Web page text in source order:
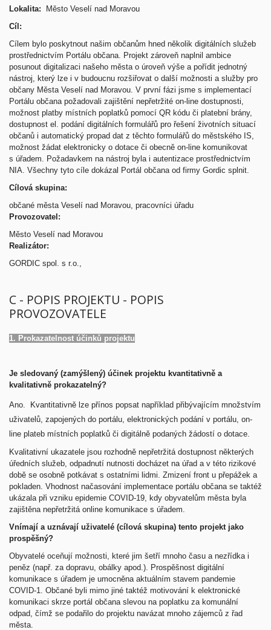
Lokalita: Město Veselí nad Moravou
Cíl:
Cílem bylo poskytnout našim občanům hned několik digitálních služeb
prostřednictvím Portálu občana. Projekt zároveň naplnil ambice
posunout digitalizaci našeho města o úroveň výše a pořídit jednotný
nástroj, který lze i v budoucnu rozšiřovat o další možnosti a služby pro
občany Města Veselí nad Moravou. V první fázi jsme s implementací
Portálu občana požadovali zajištění nepřetržité on-line dostupnosti,
možnost platby místních poplatků pomocí QR kódu či platební brány,
dostupnost el. podání digitálních formulářů pro řešení životních situací
občanů i automatický propad dat z těchto formulářů do městského IS,
možnost žádat elektronicky o dotace či obecně on-line komunikovat
s úřadem. Požadavkem na nástroj byla i autentizace prostřednictvím
NIA. Všechny tyto cíle dokázal Portál občana od firmy Gordic splnit.
Cílová skupina:
občané města Veselí nad Moravou, pracovníci úřadu
Provozovatel:
Město Veselí nad Moravou
Realizátor:
GORDIC spol. s r.o.,
C - POPIS PROJEKTU - POPIS
PROVOZOVATELE
1. Prokazatelnost účinků projektu
Je sledovaný (zamýšlený) účinek projektu kvantitativně a
kvalitativně prokazatelný?
Ano. Kvantitativně lze přínos popsat například přibývajícím množstvím
uživatelů, zapojených do portálu, elektronických podání v portálu, on-
line plateb místních poplatků či digitálně podaných žádostí o dotace.
Kvalitativní ukazatele jsou rozhodně nepřetržitá dostupnost některých
úředních služeb, odpadnutí nutnosti docházet na úřad a v této rizikové
době se osobně potkávat s ostatními lidmi. Zmizení front u přepážek a
pokladen. Vhodnost načasování implementace portálu občana se taktéž
ukázala při vzniku epidemie COVID-19, kdy obyvatelům města byla
zajištěna nepřetržitá online komunikace s úřadem.
Vnímají a uznávají uživatelé (cílová skupina) tento projekt jako
prospěšný?
Obyvatelé oceňují možnosti, které jim šetří mnoho času a nezřídka i
peněz (např. za dopravu, obálky apod.). Prospěšnost digitální
komunikace s úřadem je umocněna aktuálním stavem pandemie
COVID-1. Občané byli mimo jiné taktéž motivování k elektronické
komunikaci skrze portál občana slevou na poplatku za komunální
odpad, čímž se podařilo do projektu navázat mnoho zájemců z řad
města.